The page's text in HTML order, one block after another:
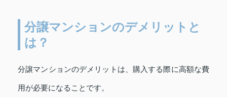
分譲マンションのデメリットと
は？
分譲マンションのデメリットは、購入する際に高額な費
用が必要になることです。